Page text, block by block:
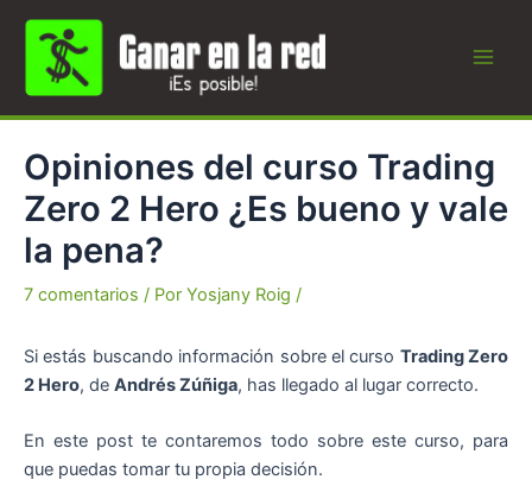
contenido
Opiniones del curso Trading
Zero 2 Hero ¿Es bueno y vale
la pena?
7 comentarios / Por Yosjany Roig /
Si estás buscando información sobre el curso Trading Zero
2 Hero, de Andrés Zúñiga, has llegado al lugar correcto.
En este post te contaremos todo sobre este curso, para
que puedas tomar tu propia decisión.